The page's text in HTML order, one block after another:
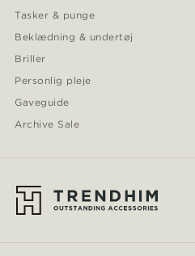
Tasker & punge
Beklædning & undertøj
Briller
Personlig pleje
Gaveguide
Archive Sale